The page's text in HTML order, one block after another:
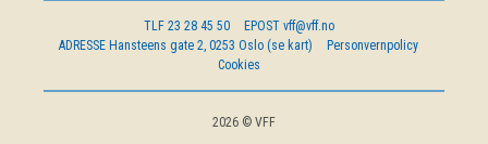
BRANSJENORMER
TLF 23 28 45 50 EPOST vff@vff.no
ADRESSE Hansteens gate 2, 0253 Oslo (se kart)
Personvernpolicy
Cookies
2026 © VFF